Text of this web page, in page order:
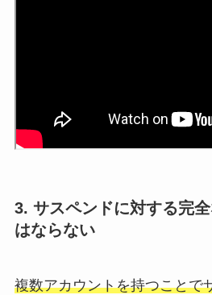
3. サスペンドに対する完
はならない
複数アカウントを持つことで